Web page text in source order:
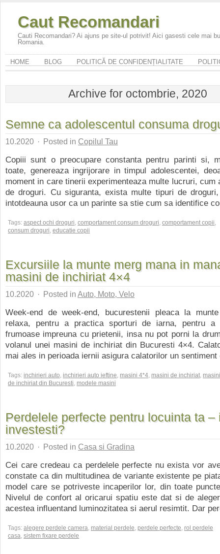
Caut Recomandari
Cauti Recomandari? Ai ajuns pe site-ul potrivit! Aici gasesti cele mai
Romania.
HOME BLOG POLITICĂ DE CONFIDENȚIALITATE
Archive for octombrie, 2020
Semne ca adolescentul consuma
10.2020 · Posted in Copilul Tau
Copiii sunt o preocupare constanta pentru parinti si,
toate, genereaza ingrijorare in timpul adolescentei,
moment in care tinerii experimenteaza multe lucruri, cum
de droguri. Cu siguranta, exista multe tipuri de
intotdeauna usor ca un parinte sa stie cum sa identifice
Tags: aspect ochi droguri, comportament consum droguri, comportament copii,
consum droguri, educatie copii
Excursiile la munte merg mana in
masini de inchiriat 4×4
10.2020 · Posted in Auto, Moto, Velo
Week-end de week-end, bucurestenii pleaca la
relaxa, pentru a practica sporturi de iarna, pentru a
frumoase impreuna cu prietenii, insa nu pot porni la
volanul unei masini de inchiriat din Bucuresti 4×4.
mai ales in perioada iernii asigura calatorilor un sentiment
Tags: inchirieri auto, inchirieri auto ieftine, masini 4*4, masini de inchiriat, masini
de inchiriat din Bucuresti, modele masini
Perdelele perfecte pentru locuinta ta –
investesti?
10.2020 · Posted in Casa si Gradina
Cei care credeau ca perdelele perfecte nu exista vor
constate ca din multitudinea de variante existente pe
model care se potriveste incaperilor lor, din toate
Nivelul de confort al oricarui spatiu este dat si de
acestea influentand luminozitatea si aerul resimtit. Dar
Tags: alegere perdele camera, material perdele, perdele perfecte, rol perdele
casa, sistem fixare perdele